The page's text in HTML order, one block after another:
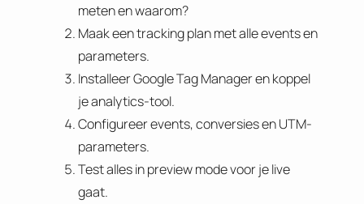
meten en waarom?
Maak een tracking plan met alle events en
parameters.
Installeer Google Tag Manager en koppel
je analytics-tool.
Configureer events, conversies en UTM-
parameters.
Test alles in preview mode voor je live
gaat.